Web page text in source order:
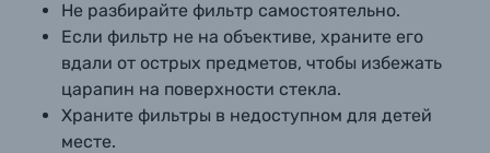
Не разбирайте фильтр самостоятельно.
Если фильтр не на объективе, храните его
вдали от острых предметов, чтобы избежать
царапин на поверхности стекла.
Храните фильтры в недоступном для детей
месте.